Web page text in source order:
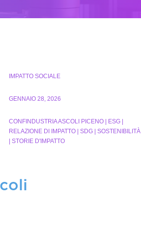
IMPATTO SOCIALE
GENNAIO 28, 2026
CONFINDUSTRIA ASCOLI PICENO | ESG |
RELAZIONE DI IMPATTO | SDG | SOSTENIBILITÀ
| STORIE D'IMPATTO